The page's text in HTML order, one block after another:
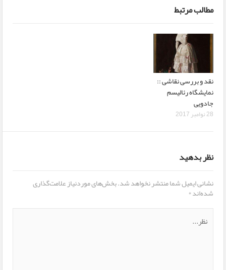
مطالب مرتبط
نقد و بررسی نقاشی ::
نمایشگاه رئالیسم
جادویی
28 نوامبر 2017
نظر بدهید
نشانی ایمیل شما منتشر نخواهد شد.بخش‌های موردنیاز علامت‌گذاری
شده‌اند*